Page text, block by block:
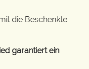
die Beschenkte
garantiert ein